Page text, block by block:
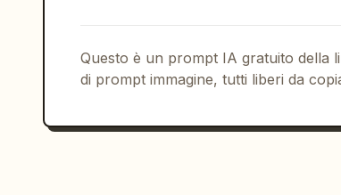
nell'angolo in basso a destra
","ad_purpose":"sequenza
Questo è un prompt IA gratuito della
di prompt immagine, tutti liberi da